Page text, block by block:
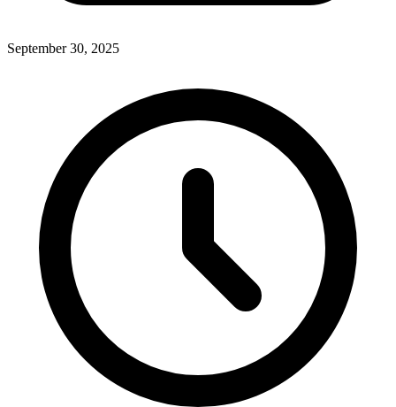
September 30, 2025